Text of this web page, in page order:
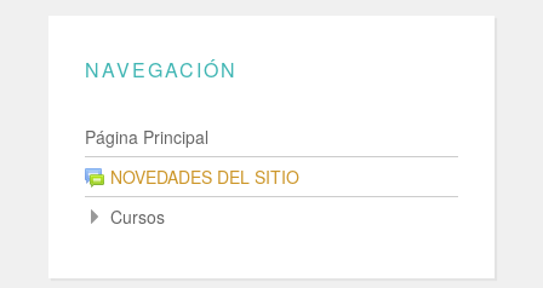
NAVEGACIÓN
Página Principal
NOVEDADES DEL SITIO
Cursos